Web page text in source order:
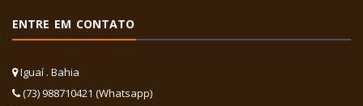
ENTRE EM CONTATO
Iguaí . Bahia
(73) 988710421 (Whatsapp)